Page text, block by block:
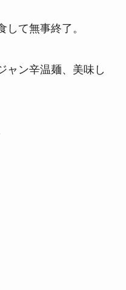
して無事終了。
ャン辛温麺、美味し